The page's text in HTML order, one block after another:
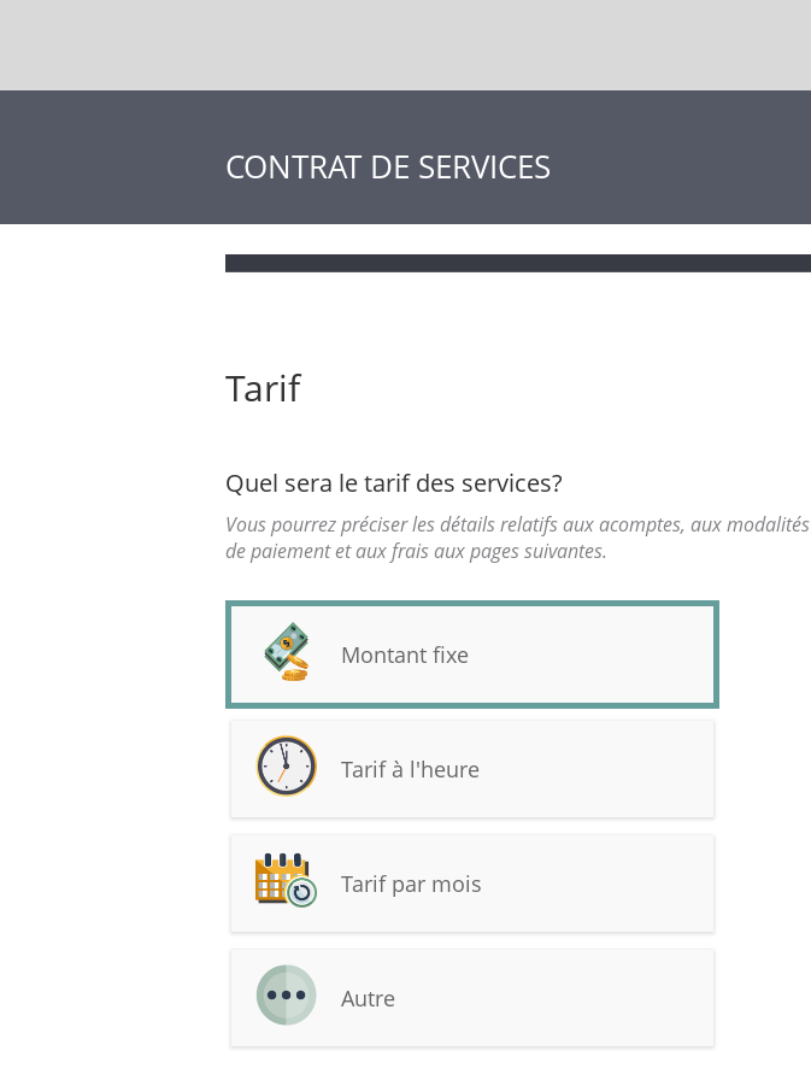
CONTRAT DE SERVICES
Tarif
Quel sera le tarif des services?
Vous pourrez préciser les détails relatifs aux acomptes, aux modalités
de paiement et aux frais aux pages suivantes.
Montant fixe
Tarif à l'heure
Tarif par mois
Autre